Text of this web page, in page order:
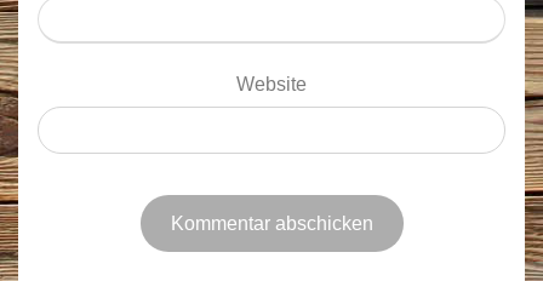
Website